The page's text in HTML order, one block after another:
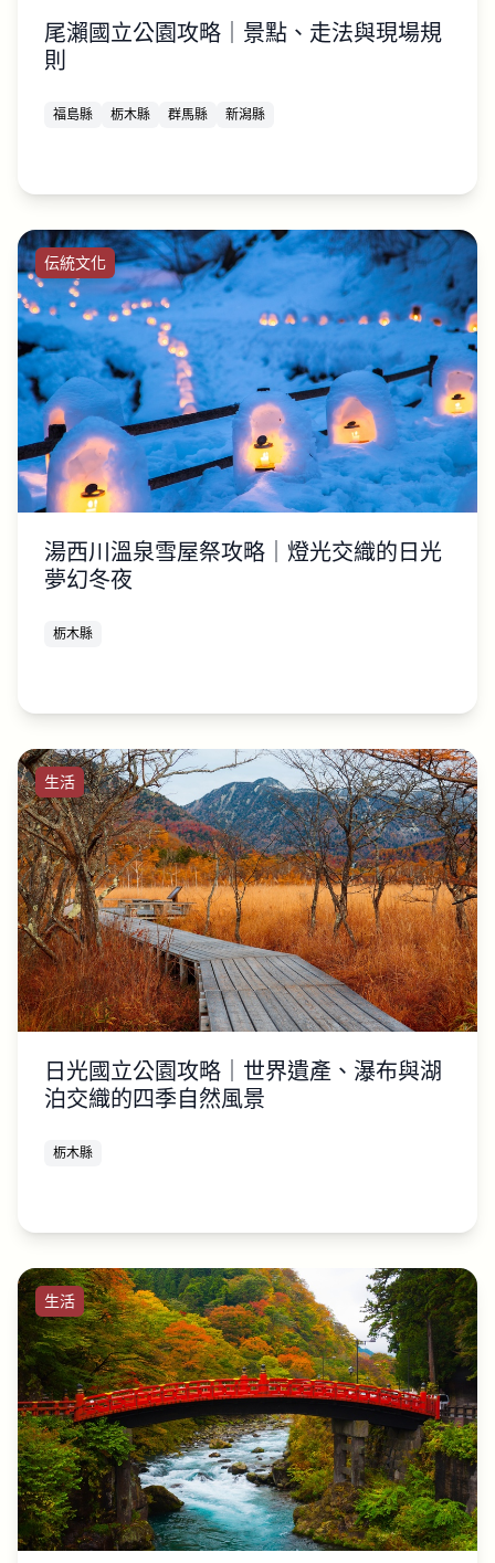
尾瀨國立公園攻略｜景點、走法與現場規
則
福島縣 栃木縣 群馬縣 新潟縣
伝統文化
湯西川溫泉雪屋祭攻略｜燈光交織的日光
夢幻冬夜
栃木縣
生活
日光國立公園攻略｜世界遺產、瀑布與湖
泊交織的四季自然風景
栃木縣
生活